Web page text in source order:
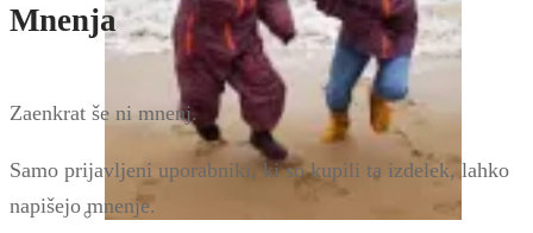
Mnenja
Zaenkrat še ni mnenj.
Samo prijavljeni uporabniki, ki so kupili ta izdelek, lahko
napišejo mnenje.